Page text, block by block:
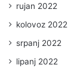
rujan 2022
kolovoz 2022
srpanj 2022
lipanj 2022